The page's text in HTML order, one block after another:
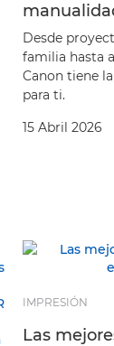
Desde
familia hasta
Canon tiene
para ti.
15 Abril 2026
IMPRESIÓN
Las